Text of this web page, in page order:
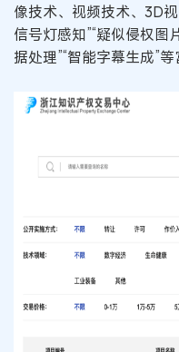
像技术、视频技术、3D
信号灯感知”“疑似侵权图
据处理”“智能字幕生成”